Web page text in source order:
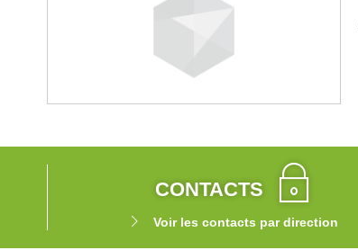
CONTACTS
Voir les contacts par direction